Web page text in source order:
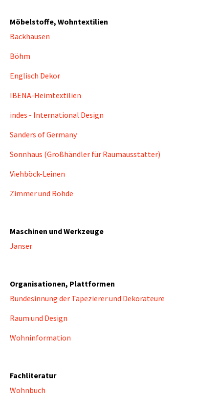
Möbelstoffe, Wohntextilien
Backhausen
Böhm
Englisch Dekor
IBENA-Heimtextilien
indes - International Design
Sanders of Germany
Sonnhaus (Großhändler für Raumausstatter)
Viehböck-Leinen
Zimmer und Rohde
Maschinen und Werkzeuge
Janser
Organisationen, Plattformen
Bundesinnung der Tapezierer und Dekorateure
Raum und Design
Wohninformation
Fachliteratur
Wohnbuch